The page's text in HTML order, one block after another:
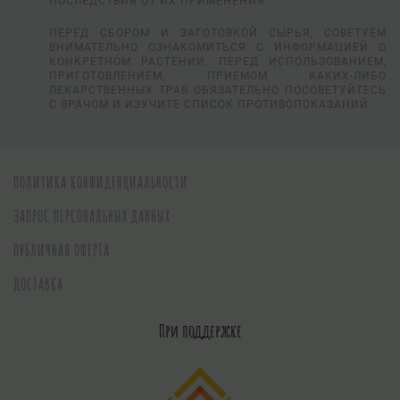
ПЕРЕД СБОРОМ И ЗАГОТОВКОЙ СЫРЬЯ, СОВЕТУЕМ
ВНИМАТЕЛЬНО ОЗНАКОМИТЬСЯ С ИНФОРМАЦИЕЙ О
КОНКРЕТНОМ РАСТЕНИИ. ПЕРЕД ИСПОЛЬЗОВАНИЕМ,
ПРИГОТОВЛЕНИЕМ, ПРИЕМОМ КАКИХ-ЛИБО
ЛЕКАРСТВЕННЫХ ТРАВ ОБЯЗАТЕЛЬНО ПОСОВЕТУЙТЕСЬ
С ВРАЧОМ И ИЗУЧИТЕ СПИСОК ПРОТИВОПОКАЗАНИЙ.
ПОЛИТИКА КОНФИДЕНЦИАЛЬНОСТИ
ЗАПРОС ПЕРСОНАЛЬНЫХ ДАННЫХ
ПУБЛИЧНАЯ ОФЕРТА
ДОСТАВКА
При поддержке